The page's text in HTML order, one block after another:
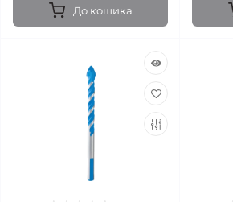
До кошика